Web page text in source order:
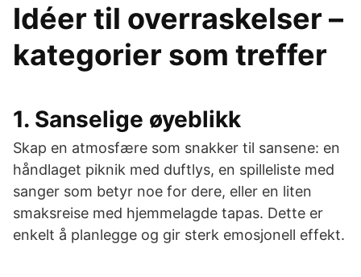
Idéer til overraskelser –
kategorier som treffer
1. Sanselige øyeblikk
Skap en atmosfære som snakker til sansene: en
håndlaget piknik med duftlys, en spilleliste med
sanger som betyr noe for dere, eller en liten
smaksreise med hjemmelagde tapas. Dette er
enkelt å planlegge og gir sterk emosjonell effekt.